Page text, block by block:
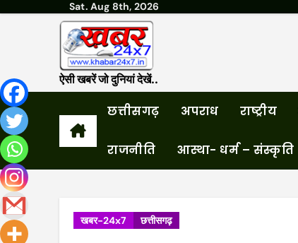
Sat. Aug 8th, 2026
ऐसी खबरें जो दुनियां देखें..
छत्तीसगढ़ अपराध राष्ट्रीय
राजनीति आस्था- धर्म – संस्कृति
खबर-24x7 छत्तीसगढ़